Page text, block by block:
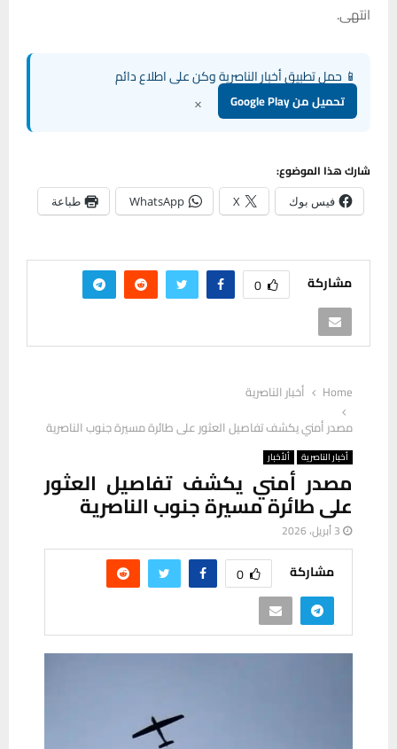
انتهى.
📱 حمل تطبيق أخبار الناصرية وكن على اطلاع دائم
تحميل من Google Play ×
شارك هذا الموضوع:
فيس بوك X
WhatsApp طباعة
مشاركة 0
Home
أخبار الناصرية
مصدر أمني يكشف تفاصيل العثور على طائرة مسيرة جنوب الناصرية
أخبار الناصرية ألأخبار
مصدر أمني يكشف تفاصيل العثور
على طائرة مسيرة جنوب الناصرية
3 أبريل، 2026
مشاركة 0